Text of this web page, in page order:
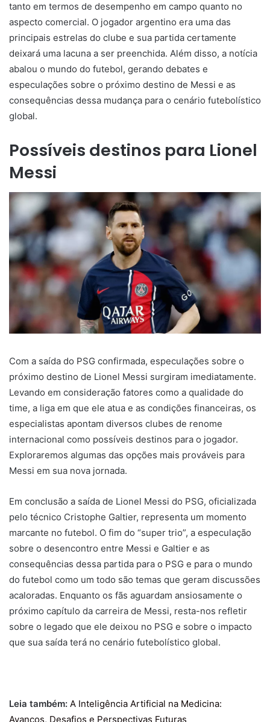
tanto em termos de desempenho em campo quanto no
aspecto comercial. O jogador argentino era uma das
principais estrelas do clube e sua partida certamente
deixará uma lacuna a ser preenchida. Além disso, a notícia
abalou o mundo do futebol, gerando debates e
especulações sobre o próximo destino de Messi e as
consequências dessa mudança para o cenário futebolístico
global.
Possíveis destinos para Lionel
Messi
Com a saída do PSG confirmada, especulações sobre o
próximo destino de Lionel Messi surgiram imediatamente.
Levando em consideração fatores como a qualidade do
time, a liga em que ele atua e as condições financeiras, os
especialistas apontam diversos clubes de renome
internacional como possíveis destinos para o jogador.
Exploraremos algumas das opções mais prováveis para
Messi em sua nova jornada.
Em conclusão a saída de Lionel Messi do PSG, oficializada
pelo técnico Cristophe Galtier, representa um momento
marcante no futebol. O fim do “super trio”, a especulação
sobre o desencontro entre Messi e Galtier e as
consequências dessa partida para o PSG e para o mundo
do futebol como um todo são temas que geram discussões
acaloradas. Enquanto os fãs aguardam ansiosamente o
próximo capítulo da carreira de Messi, resta-nos refletir
sobre o legado que ele deixou no PSG e sobre o impacto
que sua saída terá no cenário futebolístico global.
Leia também: A Inteligência Artificial na Medicina:
Avanços, Desafios e Perspectivas Futuras